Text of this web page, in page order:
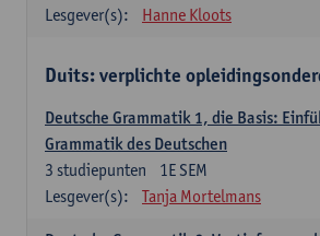
Lesgever(s):
Hanne Kloots
Duits: verplichte
Deutsche Grammatik 1, die Basis:
Grammatik des Deutschen
1E SEM
3 studiepunten
Lesgever(s):
Tanja Mortelmans